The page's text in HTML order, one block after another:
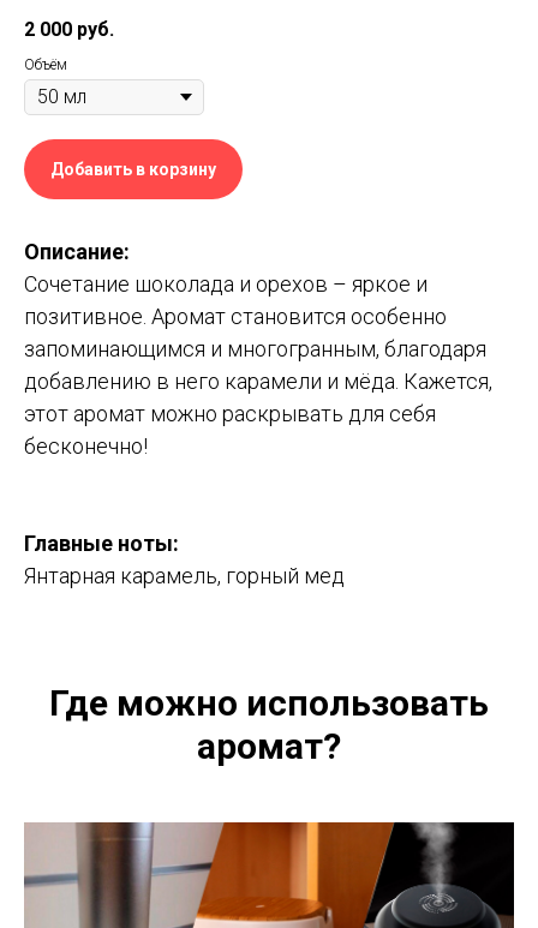
2 000 руб.
Объём
Добавить в корзину
Описание:
Сочетание шоколада и орехов – яркое и
позитивное. Аромат становится особенно
запоминающимся и многогранным, благодаря
добавлению в него карамели и мёда. Кажется,
этот аромат можно раскрывать для себя
бесконечно!
Главные ноты:
Янтарная карамель, горный мед
Где можно использовать
аромат?